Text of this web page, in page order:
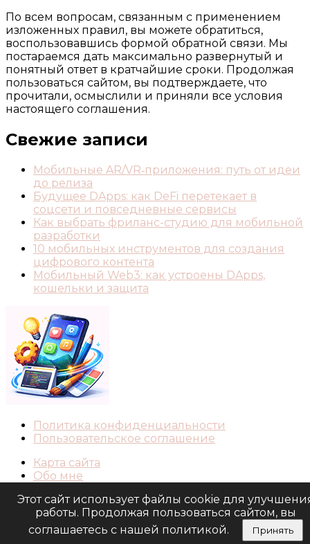
По всем вопросам, связанным с применением
изложенных правил, вы можете обратиться,
воспользовавшись формой обратной связи. Мы
постараемся дать максимально развернутый и
понятный ответ в кратчайшие сроки. Продолжая
пользоваться сайтом, вы подтверждаете, что
прочитали, осмыслили и приняли все условия
настоящего соглашения.
Свежие записи
Мобильные AR/VR‑приложения: путь от идеи
до релиза
Будущее DApps: как DeFi перетекает в
соцсети и повседневные сервисы
Как выбрать фриланс-студию для мобильной
разработки
10 мобильных инструментов для создания
цифрового контента
Мобильный Web3: как устроены DApps,
кошельки и защита
Политика конфиденциальности
Пользовательское соглашение
Карта сайта
Обо мне
© 2026 Разработка Мобильных. Все права
защищены.
Этот сайт использует файлы cookie для
работы. Продолжая пользоваться сайтом, вы
соглашаетесь с нашей политикой.
Принять